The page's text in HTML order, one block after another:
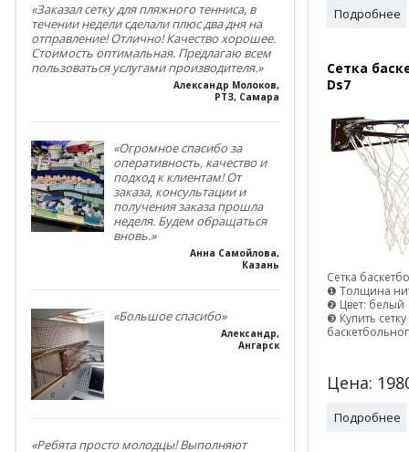
«Заказал сетку для пляжного тенниса, в
течении недели сделали плюс два дня на
отправление! Отлично! Качество хорошее.
Стоимость оптимальная. Предлагаю всем
пользоваться услугами производителя.»
Александр Молоков,
РТЗ, Самара
«Огромное спасибо за
оперативность, качество и
подход к клиентам! От
заказа, консультации и
получения заказа прошла
неделя. Будем обращаться
вновь.»
Анна Самойлова,
Казань
«Большое спасибо»
Александр,
Ангарск
«Ребята просто молодцы! Выполняют
Подробнее
Сетка
Ds7
Сетка
❶ Толщина
❷ Цвет: белый
❸ Купить
Цена:
Подробнее